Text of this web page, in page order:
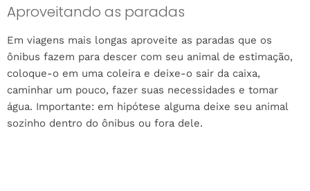
Aproveitando as paradas
Em viagens mais longas aproveite as paradas que os
ônibus fazem para descer com seu animal de estimação,
coloque-o em uma coleira e deixe-o sair da caixa,
caminhar um pouco, fazer suas necessidades e tomar
água. Importante: em hipótese alguma deixe seu animal
sozinho dentro do ônibus ou fora dele.